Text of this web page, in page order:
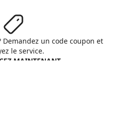
Demandez un code coupon et
le service.
MAINTENANT